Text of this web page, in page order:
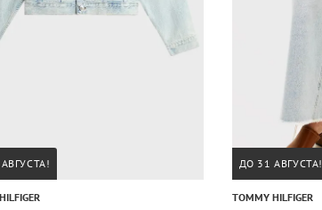
ДО 31 АВГУСТА!
TOMMY HILFIGER